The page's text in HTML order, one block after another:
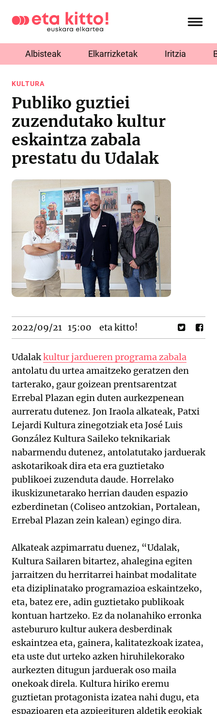
Albisteak Elkarrizketak Iritzia
KULTURA
Publiko guztiei
zuzendutako kultur
eskaintza zabala
prestatu du Udalak
2022/09/21 15:00 eta kitto!
Udalakkultur jardueren programa zabala
antolatu du urtea amaitzeko geratzen den
tarterako, gaur goizean prentsarentzat
Errebal Plazan egin duten aurkezpenean
aurreratu dutenez. Jon Iraola alkateak, Patxi
Lejardi Kultura zinegotziak eta José Luis
González Kultura Saileko teknikariak
nabarmendu dutenez, antolatutako jarduerak
askotarikoak dira eta era guztietako
publikoei zuzenduta daude. Horrelako
ikuskizunetarako herrian dauden espazio
ezberdinetan (Coliseo antzokian, Portalean,
Errebal Plazan zein kalean) egingo dira.
Alkateak azpimarratu duenez, “Udalak,
Kultura Sailaren bitartez, ahalegina egiten
jarraitzen du herritarrei hainbat modalitate
eta diziplinatako programazioa eskaintzeko,
eta, batez ere, adin guztietako publikoak
kontuan hartzeko. Ez da nolanahiko erronka
astebururo kultur aukera desberdinak
eskaintzea eta, gainera, kalitatezkoak izatea,
eta uste dut urteko azken hiruhilekorako
aurkezten ditugun jarduerak oso maila
onekoak direla. Kultura hiriko eremu
guztietan protagonista izatea nahi dugu, eta
espazioaren eta azpiegituren aldetik egokiak